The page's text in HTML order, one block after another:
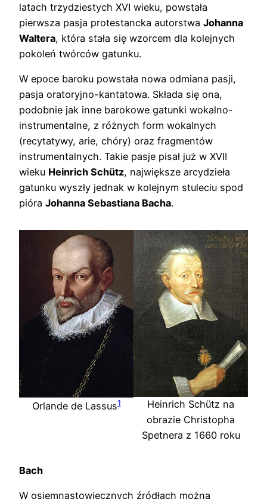
latach trzydziestych XVI wieku, powstała
pierwsza pasja protestancka autorstwa Johanna
Waltera, która stała się wzorcem dla kolejnych
pokoleń twórców gatunku.
W epoce baroku powstała nowa odmiana pasji,
pasja oratoryjno-kantatowa. Składa się ona,
podobnie jak inne barokowe gatunki wokalno-
instrumentalne, z różnych form wokalnych
(recytatywy, arie, chóry) oraz fragmentów
instrumentalnych. Takie pasje pisał już w XVII
wieku Heinrich Schütz, największe arcydzieła
gatunku wyszły jednak w kolejnym stuleciu spod
pióra Johanna Sebastiana Bacha.
Orlande de Lassus1
Heinrich Schütz na
obrazie Christopha
Spetnera z 1660 roku
Bach
W osiemnastowiecznych źródłach można